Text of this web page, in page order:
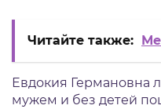
Читайте также:
Евдокия Германовна
мужем и без детей